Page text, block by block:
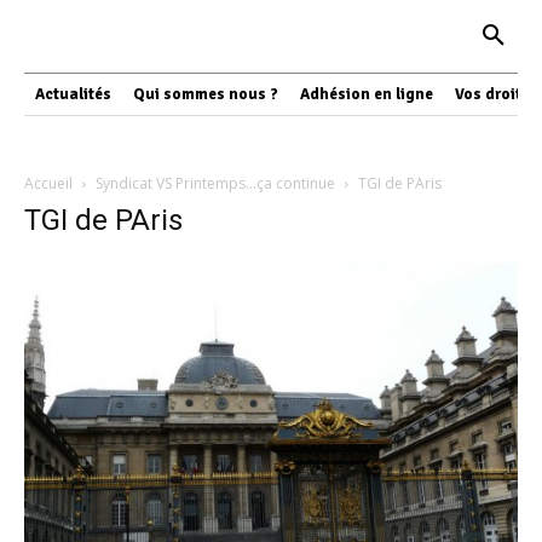
Actualités Qui sommes nous ? Adhésion en ligne Vos droits
Accueil Syndicat VS Printemps…ça continue TGI de PAris
TGI de PAris